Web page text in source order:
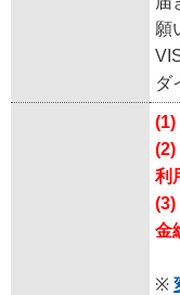
願
ダ
(1)
(2)
利
(3)
金
※